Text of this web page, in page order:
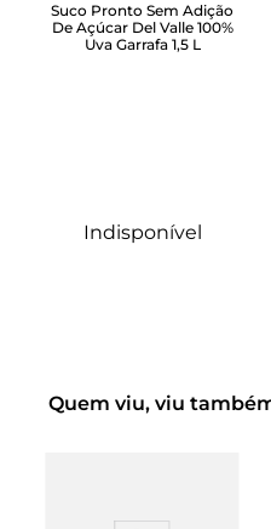
Suco Pronto Sem Adição
De Açúcar Del Valle 100%
Uva Garrafa 1,5 L
Indisponível
Quem viu, viu